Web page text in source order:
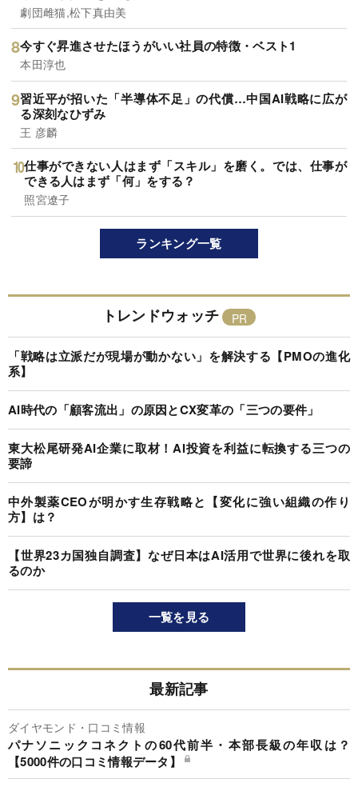
劇団雌猫,松下真由美
今すぐ昇進させたほうがいい社員の特徴・ベスト1
本田淳也
習近平が招いた「半導体不足」の代償…中国AI戦略に広が
る深刻なひずみ
王 彦麟
仕事ができない人はまず「スキル」を磨く。では、仕事が
できる人はまず「何」をする？
照宮遼子
ランキング一覧
トレンドウォッチ
「戦略は立派だが現場が動かない」を解決する【PMOの進化
系】
AI時代の「顧客流出」の原因とCX変革の「三つの要件」
東大松尾研発AI企業に取材！AI投資を利益に転換する三つの
要諦
中外製薬CEOが明かす生存戦略と【変化に強い組織の作り
方】は？
【世界23カ国独自調査】なぜ日本はAI活用で世界に後れを取
るのか
一覧を見る
最新記事
ダイヤモンド・口コミ情報
パナソニックコネクトの60代前半・本部長級の年収は？
【5000件の口コミ情報データ】